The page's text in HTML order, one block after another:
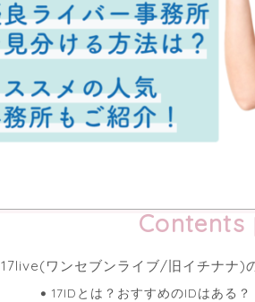
Contents
17live(ワンセブンライブ/旧イチナナ)
17IDとは？おすすめのIDはある？